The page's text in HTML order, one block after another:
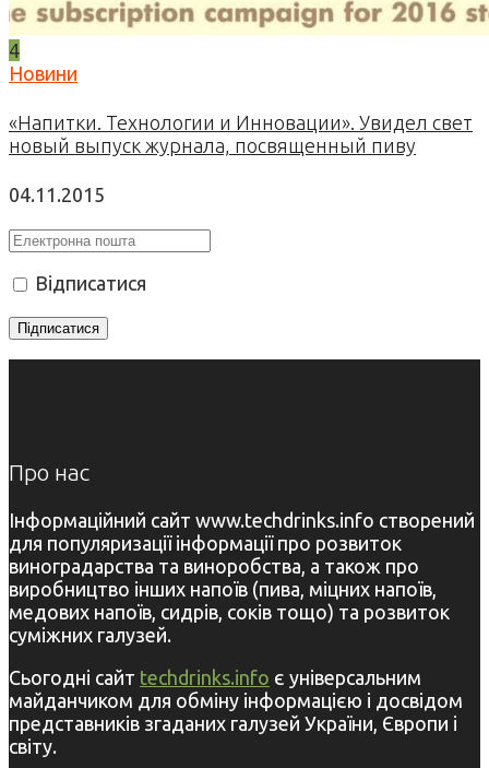
4
Новини
«Напитки. Технологии и Инновации». Увидел свет
новый выпуск журнала, посвященный пиву
04.11.2015
Відписатися
Про нас
Інформаційний сайт www.techdrinks.info створений
для популяризації інформації про розвиток
виноградарства та виноробства, а також про
виробництво інших напоїв (пива, міцних напоїв,
медових напоїв, сидрів, соків тощо) та розвиток
суміжних галузей.
Сьогодні сайт techdrinks.info є універсальним
майданчиком для обміну інформацією і досвідом
представників згаданих галузей України, Європи і
світу.